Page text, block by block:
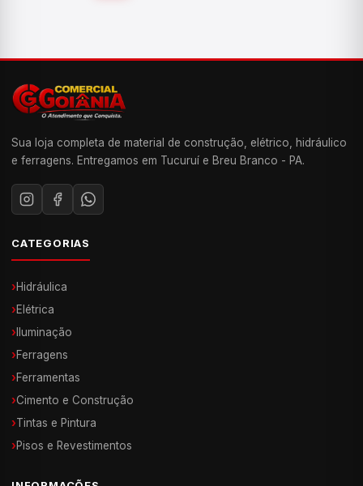
Sua loja completa de material de construção, elétrico, hidráulico
e ferragens. Entregamos em Tucuruí e Breu Branco - PA.
CATEGORIAS
›Hidráulica
›Elétrica
› Iluminação
›Ferragens
›Ferramentas
›Cimento e Construção
›Tintas e Pintura
›Pisos e Revestimentos